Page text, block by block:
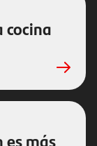
cocina
es más